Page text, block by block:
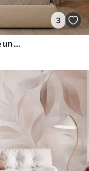
3
Ramas con flores blancas sobre un fondo beige suave.